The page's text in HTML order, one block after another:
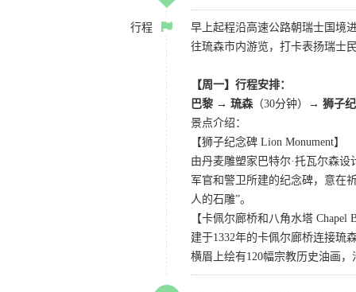
行程
早上起程沿高速公路朝瑞士国境
往琉森市内游览，打卡表扬瑞士
【周一】行程安排：
巴黎 → 琉森 （30分钟）→ 狮子
景点介绍：
【狮子纪念碑 Lion Monument】
由丹麦雕塑家巴特尔·托瓦尔森
军官和警卫所建的纪念碑，意在
人的石雕”。
【卡佩尔廊桥和八角水塔 Chapel
建于1332年的卡佩尔廊桥连接琉
横眉上绘有120幅宗教历史油画